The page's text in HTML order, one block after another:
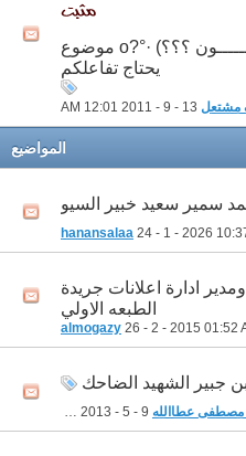
O?°· ( من اكــــــــــون ؟؟؟) ·°?o موضوع
يحتاج تفاعلكم
مشتعل 12:01 AM
المواضيع
سمير سعيد خبير السيو
hanansalaa 24 - 1 - 2026
ادارة اعلانات جريدة
الطبعه الاولي
almogazy 26 - 2 - 2015 01:52
جبير الشهيد الضاحك
مصطفى عطاالله 11:53 AM